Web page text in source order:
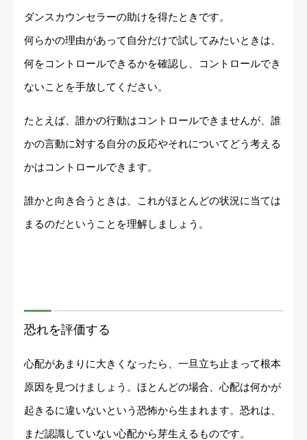
ダンスカウンセラーの助けを得たときです。
何らかの理由があって自分だけで試してみたいときは、
何をコントロールできるかを確認し、コントロールでき
ないことを手放してください。
たとえば、誰かの行動はコントロールできませんが、誰
かの言動に対する自分の反応やそれについてどう考える
かはコントロールできます。
誰かと向き合うときは、これがほとんどの状況に当ては
まるのだということを理解しましょう。
恐れを評価する
心配があまりに大きくなったら、一旦立ち止まって根本
原因を見つけましょう。ほとんどの場合、心配は何かが
起きるに違いないという恐怖から生まれます。恐れは、
まだ認識していない心配から芽生えるものです。